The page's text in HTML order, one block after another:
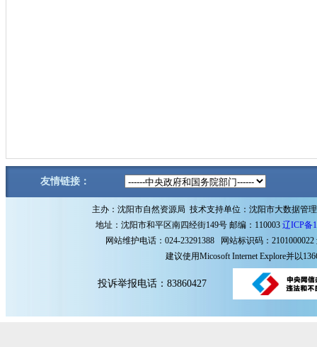
友情链接：
主办：沈阳市自然资源局 技术支持单位：沈阳市大数据管
地址：沈阳市和平区南四经街149号 邮编：110003 辽ICP备
网站维护电话：024-23291388 网站标识码：2101000022
建议使用Micosoft Internet Explore并以
投诉举报电话：83860427